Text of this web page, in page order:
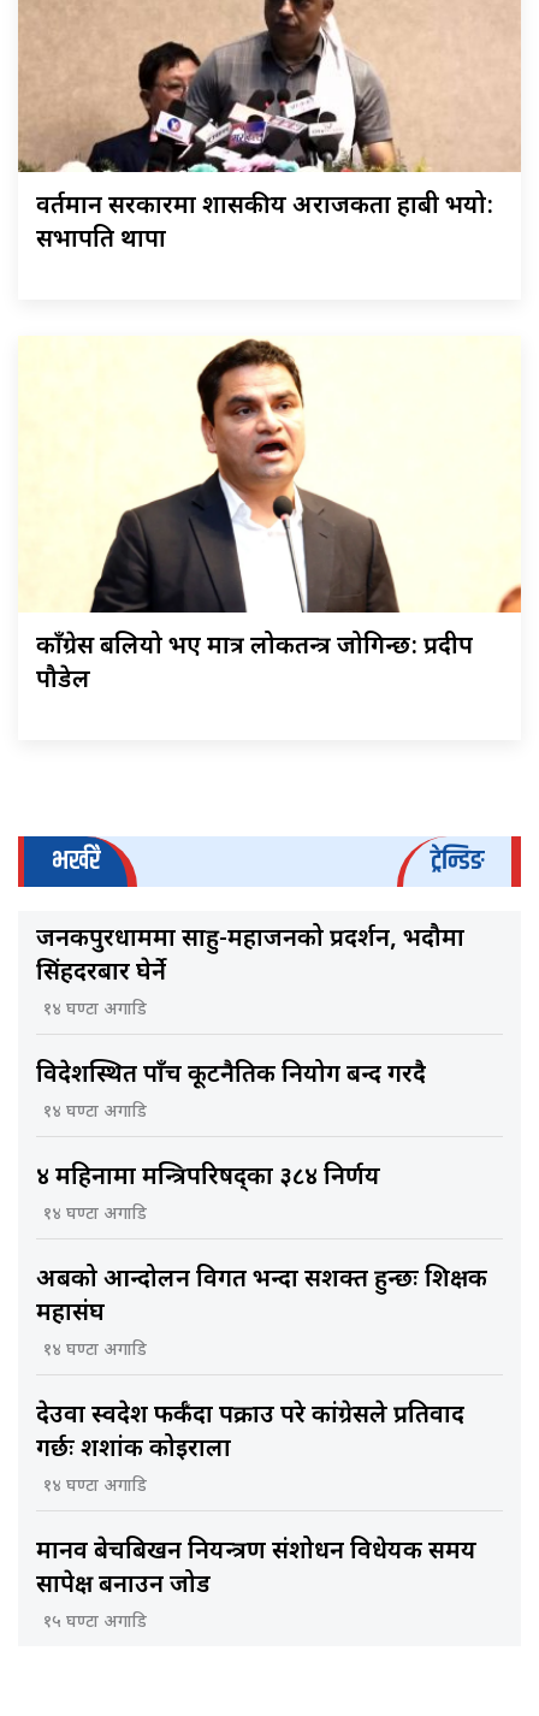
वर्तमान सरकारमा शासकीय अराजकता हाबी भयो:
सभापति थापा
काँग्रेस बलियो भए मात्र लोकतन्त्र जोगिन्छ: प्रदीप
पौडेल
भर्खरै ट्रेन्डिङ
जनकपुरधाममा साहु-महाजनको प्रदर्शन, भदौमा
सिंहदरबार घेर्ने
१४ घण्टा अगाडि
विदेशस्थित पाँच कूटनैतिक नियोग बन्द गरिँदै
१४ घण्टा अगाडि
४ महिनामा मन्त्रिपरिषद्का ३८४ निर्णय
१४ घण्टा अगाडि
अबको आन्दोलन विगत भन्दा सशक्त हुन्छः शिक्षक
महासंघ
१४ घण्टा अगाडि
देउवा स्वदेश फर्कँदा पक्राउ परे कांग्रेसले प्रतिवाद
गर्छः शशांक कोइराला
१४ घण्टा अगाडि
मानव बेचबिखन नियन्त्रण संशोधन विधेयक समय
सापेक्ष बनाउन जोड
१५ घण्टा अगाडि